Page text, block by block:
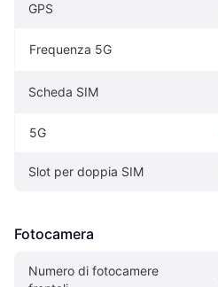
GPS
Frequenza 5G
Scheda SIM
5G
Slot per doppia SIM
Fotocamera
Numero di fotocamere